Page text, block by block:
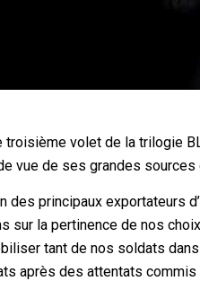
volet de la trilogie
vue de ses grandes
des principaux exportateurs
sur la pertinence de nos
tant de nos soldats
après des attentats commis